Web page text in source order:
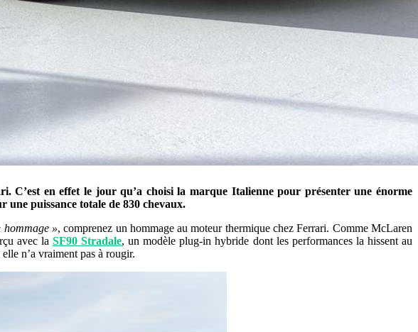
C’est en effet le jour qu’a choisi la marque Italienne pour présenter une énorme
puissance totale de 830 chevaux.
hommage », comprenez un hommage au moteur thermique chez Ferrari. Comme McLaren
avec la SF90 Stradale, un modèle plug-in hybride dont les performances la hissent au
n’a vraiment pas à rougir.